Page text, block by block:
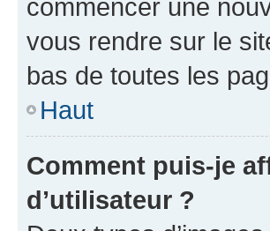
commencer une
vous rendre sur le
bas de toutes les
Haut
Comment puis-je
d’utilisateur ?